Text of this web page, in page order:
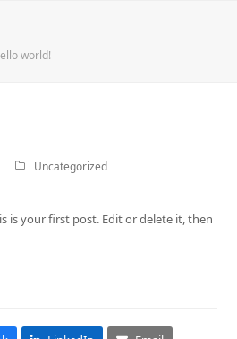
world!
Uncategorized
is your first post. Edit or delete it, then